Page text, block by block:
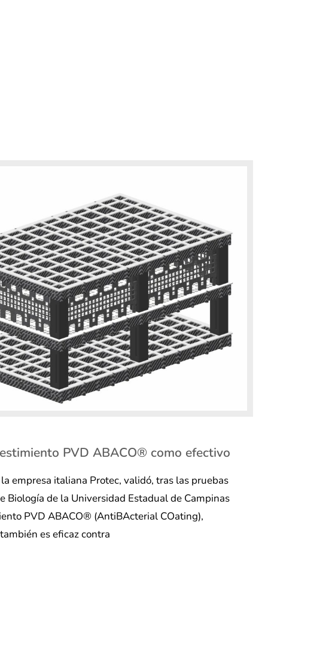
PVD ABACO®️ como efectivo
empresa italiana Protec, validó, tras las pruebas
Biología de la Universidad Estadual de Campinas
PVD ABACO®️ (AntiBActerial COating),
es eficaz contra